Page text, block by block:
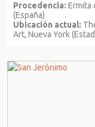
Procedencia: Ermita
(España)
Ubicación actual:
Art, Nueva York